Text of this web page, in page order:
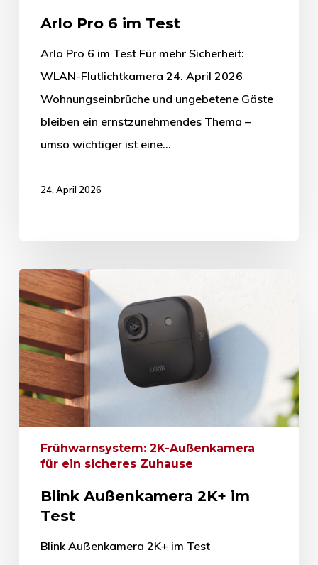
Arlo Pro 6 im Test
Arlo Pro 6 im Test Für mehr Sicherheit:
WLAN-Flutlichtkamera 24. April 2026
Wohnungseinbrüche und ungebetene Gäste
bleiben ein ernstzunehmendes Thema –
umso wichtiger ist eine…
24. April 2026
Frühwarnsystem: 2K-Außenkamera
für ein sicheres Zuhause
Blink Außenkamera 2K+ im
Test
Blink Außenkamera 2K+ im Test